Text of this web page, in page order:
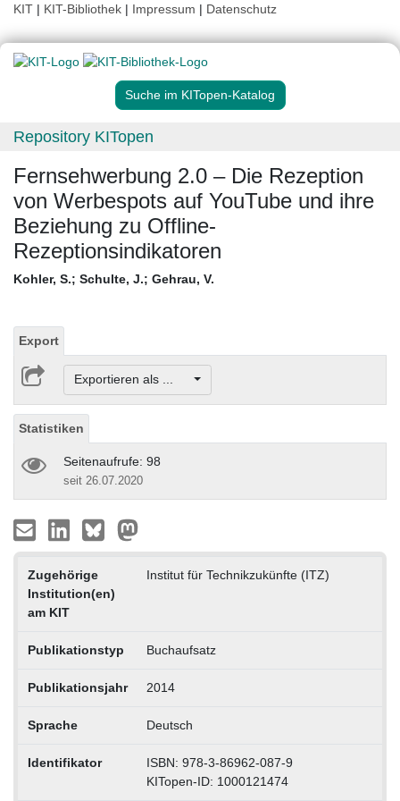
KIT | KIT-Bibliothek | Impressum | Datenschutz
Suche im KITopen-Katalog
Repository KITopen
Fernsehwerbung 2.0 – Die Rezeption
von Werbespots auf YouTube und ihre
Beziehung zu Offline-
Rezeptionsindikatoren
Kohler, S.; Schulte, J.; Gehrau, V.
Export
Exportieren als ...
Statistiken
Seitenaufrufe: 98
seit 26.07.2020
Zugehörige
Institution(en)
am KIT
Institut für Technikzukünfte (ITZ)
Publikationstyp Buchaufsatz
Publikationsjahr 2014
Sprache Deutsch
Identifikator
ISBN: 978-3-86962-087-9
KITopen-ID: 1000121474